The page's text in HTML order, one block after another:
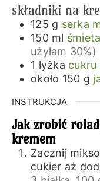
składniki na
125 g serka
150 ml
użyłam 30%)
1 łyżka cukru
około 150 g
INSTRUKCJA
Jak zrobić
kremem
Zacznij
cukier aż